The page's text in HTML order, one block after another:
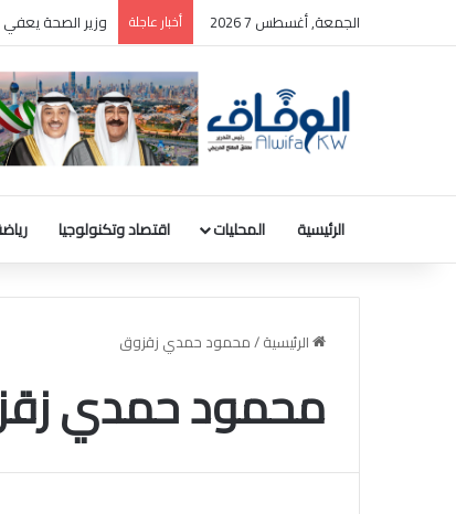
الجمعة, أغسطس 7 2026 أخبار عاجلة بالصور: المجلس
الرئيسية المحليات اقتصاد وتكنولوجيا
الرئيسية/محمود حمدي زقزوق
محمود حمدي